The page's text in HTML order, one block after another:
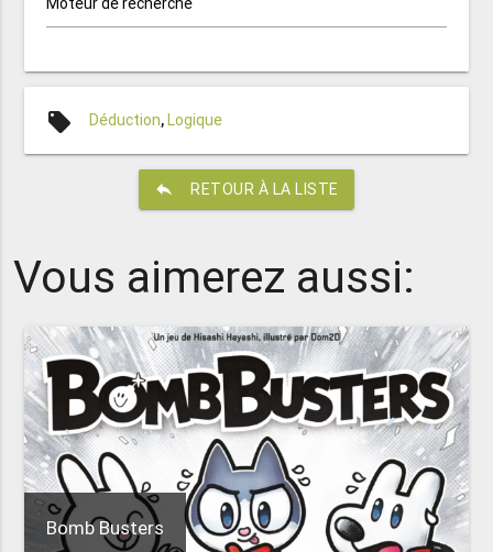
local_offer Déduction,Logique
reply RETOUR À LA LISTE
Vous aimerez aussi:
Bomb Busters